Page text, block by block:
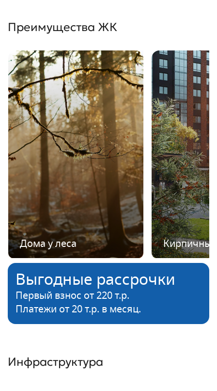
Преимущества ЖК
Дома у леса
Выгодные рассрочки
Первый взнос от 220 т.р.
Платежи от 20 т.р. в месяц.
Инфраструктура